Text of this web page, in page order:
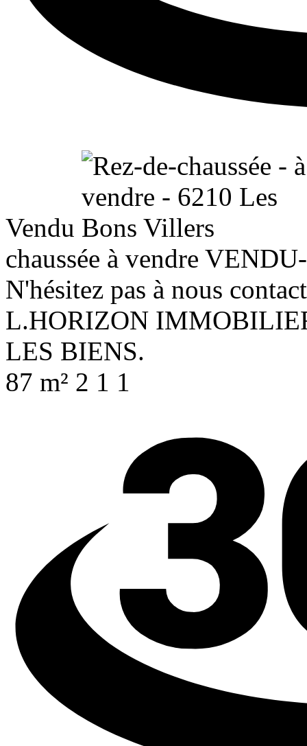
Vendu
chaussée à vendre
N'hésitez pas à nous
L.HORIZON
LES BIENS.
87 m² 2 1 1